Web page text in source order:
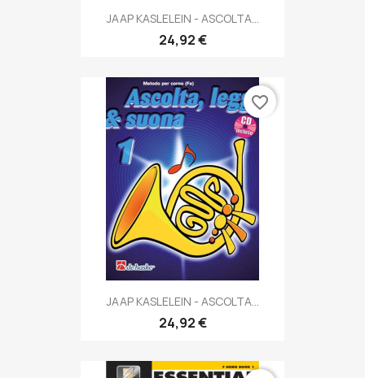
JAAP KASLELEIN - ASCOLTA...
24,92 €
JAAP KASLELEIN - ASCOLTA...
24,92 €
favorite_border